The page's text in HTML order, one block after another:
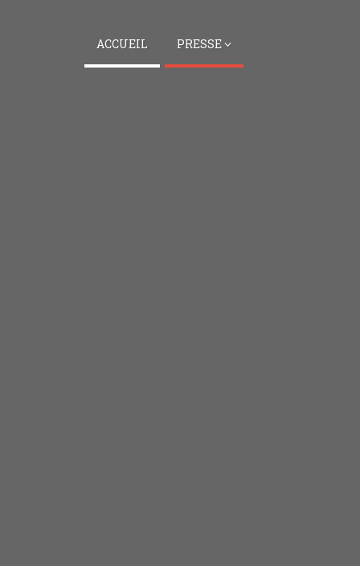
ACCUEIL PRESSE